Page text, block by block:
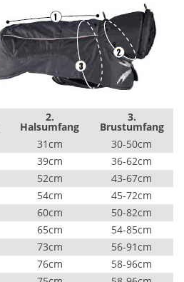
2.
Halsumfang
3.
Brustumfang
31cm
30-50cm
39cm
36-62cm
52cm
43-67cm
54cm
45-72cm
60cm
50-82cm
65cm
54-85cm
73cm
56-91cm
76cm
58-96cm